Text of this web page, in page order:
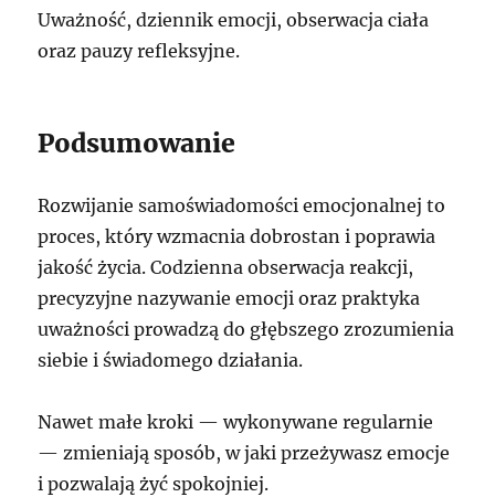
Uważność, dziennik emocji, obserwacja ciała
oraz pauzy refleksyjne.
Podsumowanie
Rozwijanie samoświadomości emocjonalnej to
proces, który wzmacnia dobrostan i poprawia
jakość życia. Codzienna obserwacja reakcji,
precyzyjne nazywanie emocji oraz praktyka
uważności prowadzą do głębszego zrozumienia
siebie i świadomego działania.
Nawet małe kroki — wykonywane regularnie
— zmieniają sposób, w jaki przeżywasz emocje
i pozwalają żyć spokojniej.